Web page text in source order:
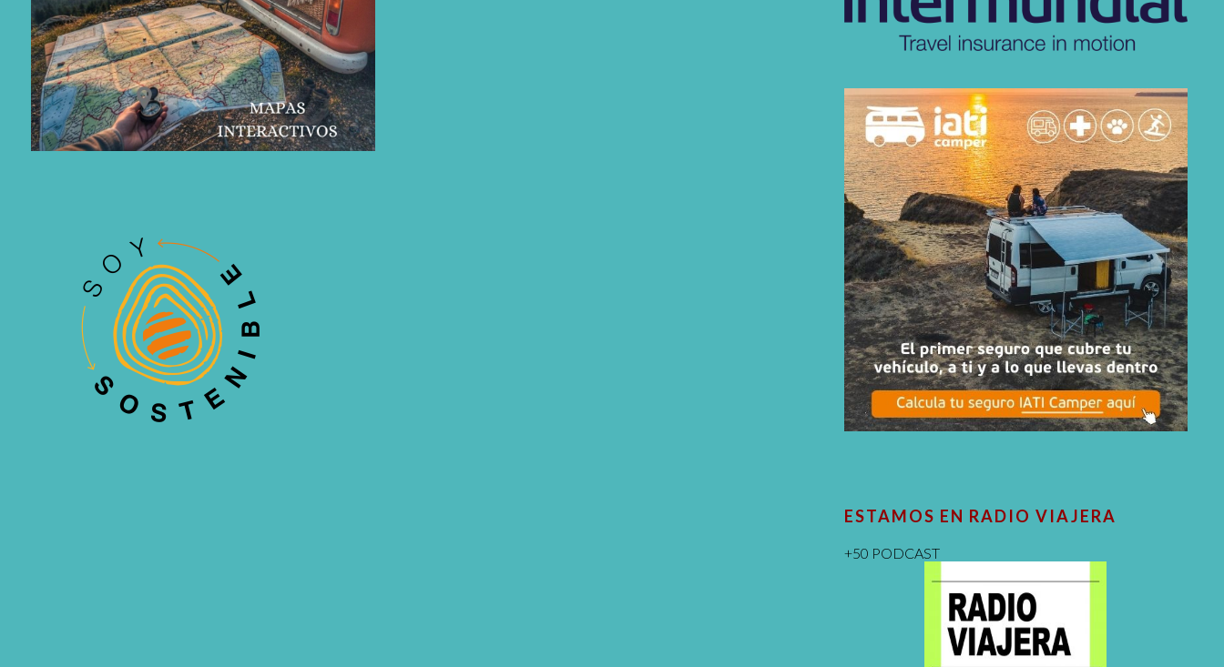
ESTAMOS EN RADIO VIAJERA
+50 PODCAST